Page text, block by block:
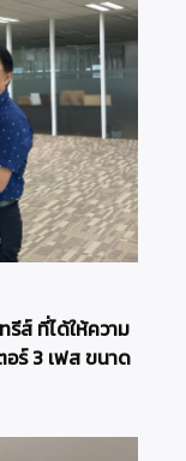
ส์ ที่ได้ให้ความ
ร์ 3 เฟส ขนาด